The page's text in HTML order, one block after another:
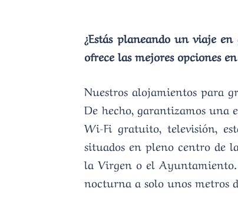
¿Estás planeando un viaje
ofrece las mejores opciones
Nuestros alojamientos para
De hecho, garantizamos una
Wi-Fi gratuito, televisión,
situados en pleno centro de
la Virgen o el
nocturna a solo unos metros